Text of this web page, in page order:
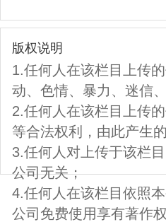
版权说明
1.任何人在该栏目上传
动、色情、暴力、迷信
2.任何人在该栏目上传
等合法权利，由此产生
3.任何人对上传于该栏
公司无关；
4.任何人在该栏目依照
公司免费使用享有著作